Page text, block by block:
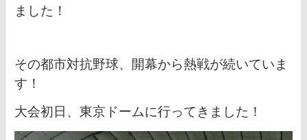
ました！
その都市対抗野球、開幕から熱戦が続いていま
す！
大会初日、東京ドームに行ってきました！